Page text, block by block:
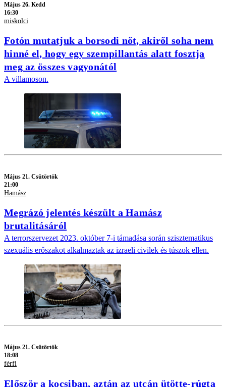
Május 26. Kedd
16:30
miskolci
Fotón mutatjuk a borsodi nőt, akiről soha nem
hinné el, hogy egy szempillantás alatt fosztja
meg az összes vagyonától
A villamoson.
Május 21. Csütörtök
21:00
Hamász
Megrázó jelentés készült a Hamász
brutalitásáról
A terrorszervezet 2023. október 7-i támadása során szisztematikus
szexuális erőszakot alkalmaztak az izraeli civilek és túszok ellen.
Május 21. Csütörtök
18:08
férfi
Először a kocsiban, aztán az utcán ütötte-rúgta